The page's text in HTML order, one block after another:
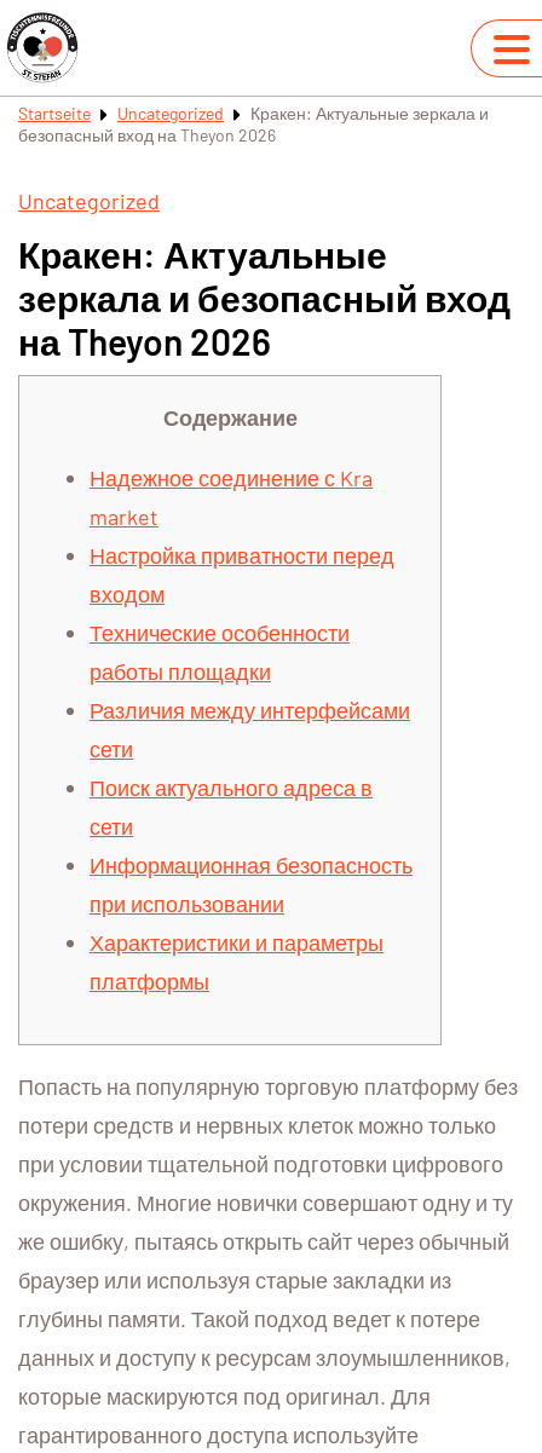
Startseite Uncategorized
Кракен: Актуальные зеркала и
безопасный вход на Theyon 2026
Uncategorized
Кракен: Актуальные
зеркала и безопасный вход
на Theyon 2026
Содержание
Надежное соединение с Kra
market
Настройка приватности перед
входом
Технические особенности
работы площадки
Различия между интерфейсами
сети
Поиск актуального адреса в
сети
Информационная безопасность
при использовании
Характеристики и параметры
платформы
Попасть на популярную торговую платформу без
потери средств и нервных клеток можно только
при условии тщательной подготовки цифрового
окружения. Многие новички совершают одну и ту
же ошибку, пытаясь открыть сайт через обычный
браузер или используя старые закладки из
глубины памяти. Такой подход ведет к потере
данных и доступу к ресурсам злоумышленников,
которые маскируются под оригинал. Для
гарантированного доступа используйте